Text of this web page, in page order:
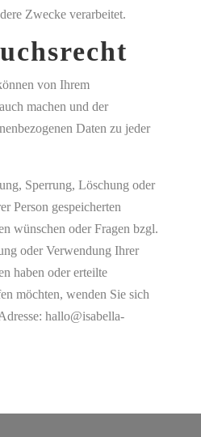
Zwecke verarbeitet.
von Ihrem
machen und der
Daten zu jeder
Sperrung, Löschung oder
Person gespeicherten
wünschen oder Fragen bzgl.
oder Verwendung Ihrer
haben oder erteilte
möchten, wenden Sie sich
hallo@isabella-